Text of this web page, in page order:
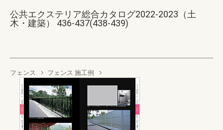
公共エクステリア総合カタログ2022-2023（土
木・建築） 436-437(438-439)
フェンス フェンス 施工例